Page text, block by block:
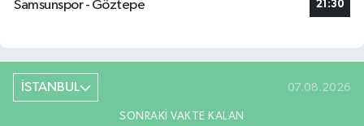
Samsunspor - Göztepe
21:30
İSTANBUL 07.08.2026
SONRAKI VAKTE KALAN